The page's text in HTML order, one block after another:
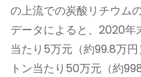
の上流での炭酸リチウム
データによると、2020年
当たり5万元（約99.8万
トン当たり50万元（約